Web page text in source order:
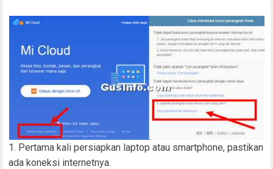
Pertama kali persiapkan laptop atau smartphone, pastikan
ada koneksi internetnya.